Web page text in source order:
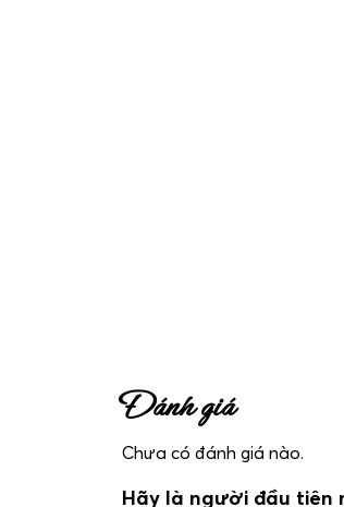
Đánh giá
Chưa có đánh giá nào.
Hãy là người đầu tiên